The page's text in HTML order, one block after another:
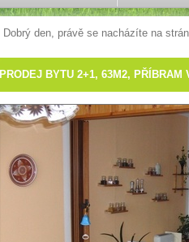
Dobrý den, právě se nacházíte na
PRODEJ BYTU 2+1, 63M2, PŘÍBRAM